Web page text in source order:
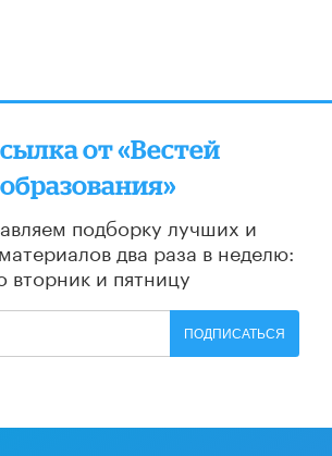
от «Вестей
образования»
подборку лучших и
два раза в неделю:
вторник и пятницу
ПОДПИСАТЬСЯ